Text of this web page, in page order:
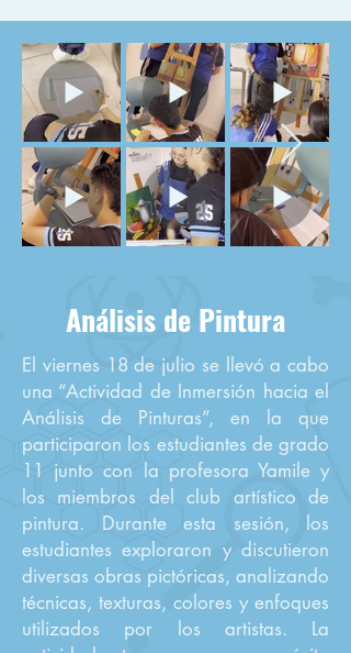
Análisis de Pintura
El viernes 18 de julio se llevó a cabo
una “Actividad de Inmersión hacia el
Análisis de Pinturas”, en la que
participaron los estudiantes de grado
11 junto con la profesora Yamile y
los miembros del club artístico de
pintura. Durante esta sesión, los
estudiantes exploraron y discutieron
diversas obras pictóricas, analizando
técnicas, texturas, colores y enfoques
utilizados por los artistas. La